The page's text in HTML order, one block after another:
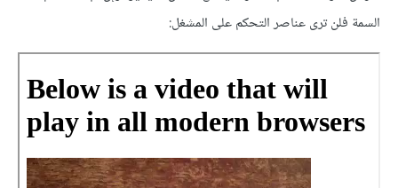
السمة فلن ترى عناصر التحكم على المشغل: